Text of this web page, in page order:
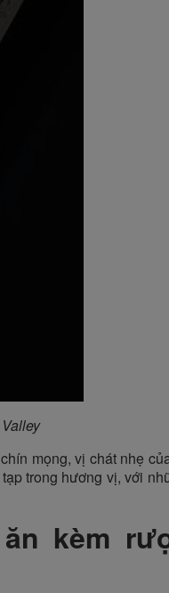
mọng, vị chát nhẹ
trong hương vị, với
kèm